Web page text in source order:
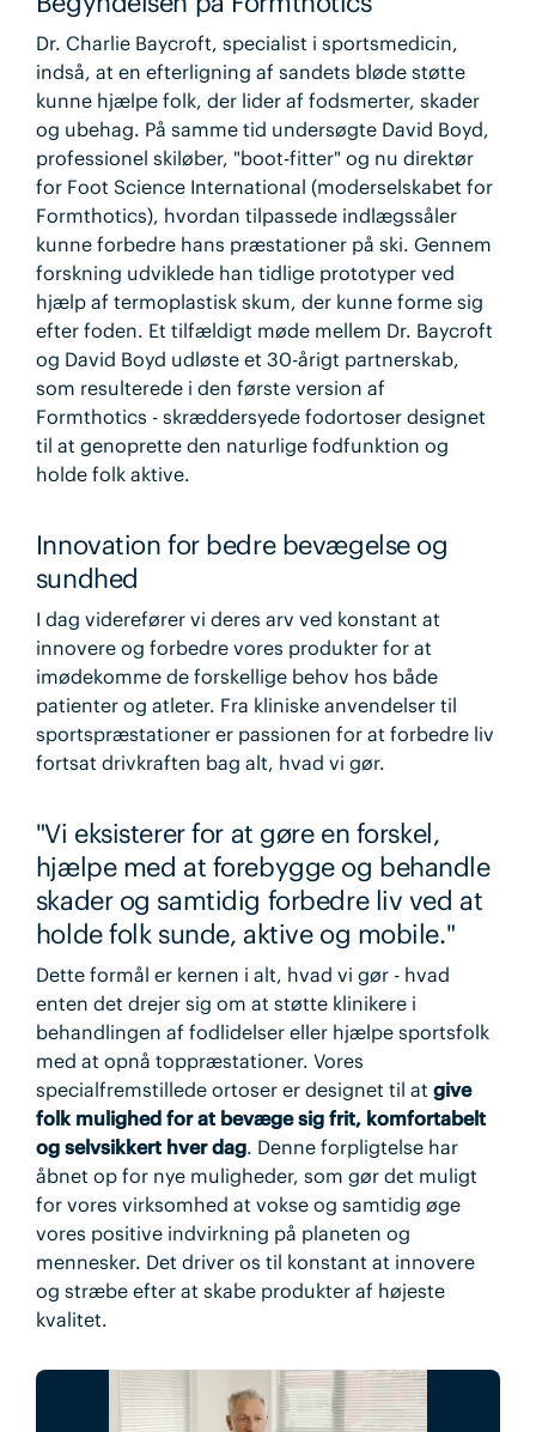
Dr. Charlie Baycroft, specialist i sportsmedicin,
indså, at en efterligning af sandets bløde støtte
kunne hjælpe folk, der lider af fodsmerter, skader
og ubehag. På samme tid undersøgte David Boyd,
professionel skiløber, "boot-fitter" og nu direktør
for Foot Science International (moderselskabet for
Formthotics), hvordan tilpassede indlægssåler
kunne forbedre hans præstationer på ski. Gennem
forskning udviklede han tidlige prototyper ved
hjælp af termoplastisk skum, der kunne forme sig
efter foden. Et tilfældigt møde mellem Dr. Baycroft
og David Boyd udløste et 30-årigt partnerskab,
som resulterede i den første version af
Formthotics - skræddersyede fodortoser designet
til at genoprette den naturlige fodfunktion og
holde folk aktive.
Innovation for bedre bevægelse og
sundhed
I dag viderefører vi deres arv ved konstant at
innovere og forbedre vores produkter for at
imødekomme de forskellige behov hos både
patienter og atleter. Fra kliniske anvendelser til
sportspræstationer er passionen for at forbedre liv
fortsat drivkraften bag alt, hvad vi gør.
"Vi eksisterer for at gøre en forskel,
hjælpe med at forebygge og behandle
skader og samtidig forbedre liv ved at
holde folk sunde, aktive og mobile."
Dette formål er kernen i alt, hvad vi gør - hvad
enten det drejer sig om at støtte klinikere i
behandlingen af fodlidelser eller hjælpe sportsfolk
med at opnå toppræstationer. Vores
specialfremstillede ortoser er designet til at give
folk mulighed for at bevæge sig frit, komfortabelt
og selvsikkert hver dag. Denne forpligtelse har
åbnet op for nye muligheder, som gør det muligt
for vores virksomhed at vokse og samtidig øge
vores positive indvirkning på planeten og
mennesker. Det driver os til konstant at innovere
og stræbe efter at skabe produkter af højeste
kvalitet.